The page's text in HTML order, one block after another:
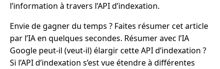
l’information à travers l’API d’indexation.
Envie de gagner du temps ? Faites résumer cet article
par l’IA en quelques secondes. Résumer avec l’IA
Google peut-il (veut-il) élargir cette API d’indexation ?
Si l’API d’indexation s’est vue étendre à différentes